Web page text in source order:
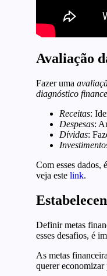
Avaliação
Fazer uma
diagnóstico
Receitas:
Despesas:
Dívidas:
Com esses dados,
veja este link.
Definir metas
esses desafios, é
As metas
querer